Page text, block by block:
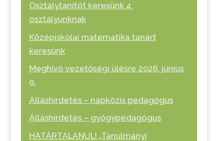
Osztálytanítót keresünk 4.
osztályunknak
Középiskolai matematika tanárt
keresünk
Meghívó vezetőségi ülésre 2026. június
9.
Álláshirdetés – napközis pedagógus
Álláshirdetés – gyógypedagógus
HATÁRTALANUL! „Tanulmányi